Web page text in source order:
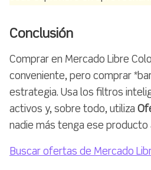
Conclusión
Comprar en Mercado Libre
conveniente, pero comprar
estrategia. Usa los filtros
activos y, sobre todo, utiliza
nadie más tenga ese producto
Buscar ofertas de Mercado